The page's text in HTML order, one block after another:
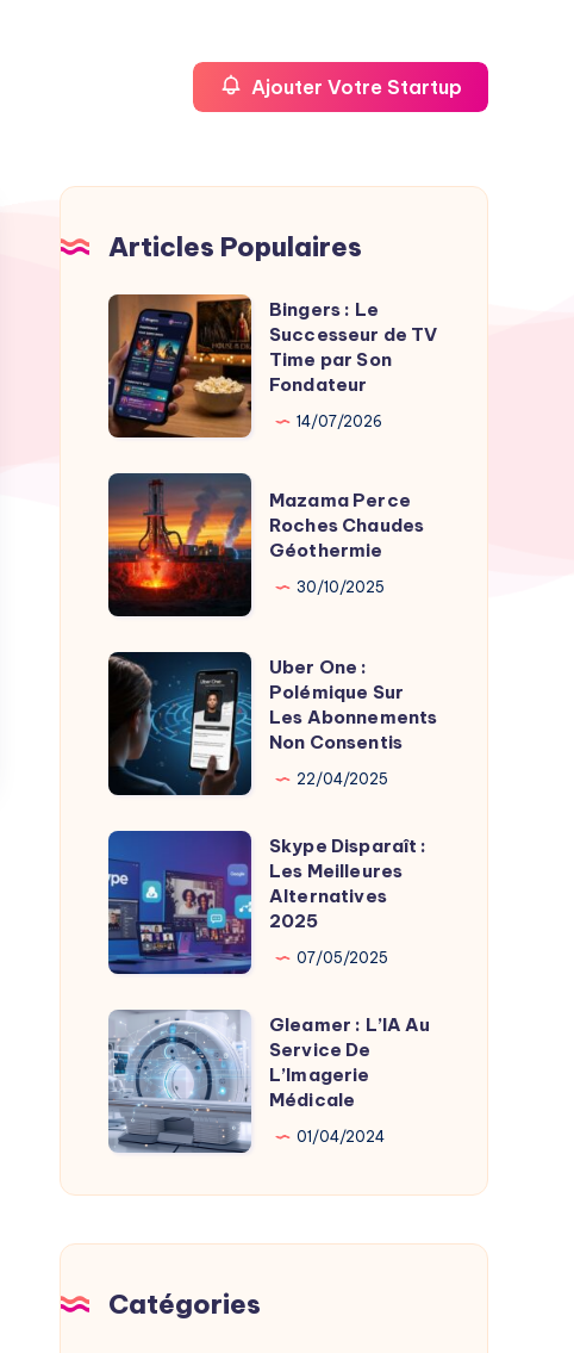
Ajouter Votre Startup
Articles Populaires
Bingers
Le
Successeur
de
TV
Time
par
Son
Fondateur
Bingers : Le
Successeur de TV
Time par Son
Fondateur
14/07/2026
Mazama
Perce
Roches
Chaudes
Géothermie
Mazama Perce
Roches Chaudes
Géothermie
30/10/2025
Uber
One
Polémique
Sur
Les
Abonnements
Non
Consentis
Uber One :
Polémique Sur
Les Abonnements
Non Consentis
22/04/2025
Skype
Disparaît
:
Les
Meilleures
Alternatives
2025
Skype Disparaît :
Les Meilleures
Alternatives
2025
07/05/2025
Gleamer
:
L’IA
Au
Service
De
Gleamer : L’IA Au
Service De
L’Imagerie
Médicale
01/04/2024
Catégories